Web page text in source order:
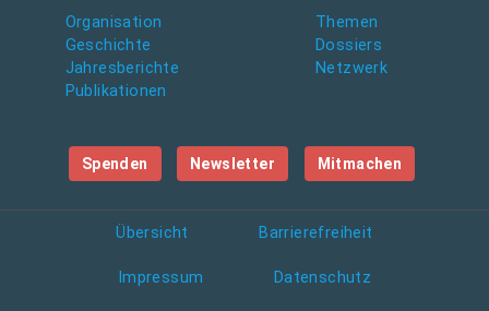
Organisation
Geschichte
Jahresberichte
Publikationen
Themen
Dossiers
Netzwerk
Spenden Newsletter Mitmachen
Übersicht Barrierefreiheit
Impressum Datenschutz